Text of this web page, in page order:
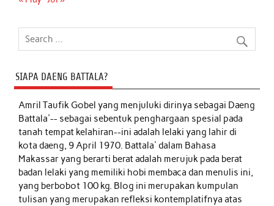
SIAPA DAENG BATTALA?
Amril Taufik Gobelyang menjuluki dirinya sebagai Daeng
Battala'-- sebagai sebentuk penghargaan spesial pada
tanah tempat kelahiran--ini adalah lelaki yang lahir di
kota daeng, 9 April 1970. Battala' dalam Bahasa
Makassar yang berarti berat adalah merujuk pada berat
badan lelaki yang memiliki hobi membaca dan menulis ini,
yang berbobot 100 kg. Blog ini merupakan kumpulan
tulisan yang merupakan refleksi kontemplatifnya atas